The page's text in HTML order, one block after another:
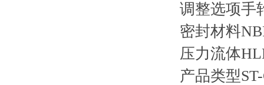
调整选项手
密封材料
压力流体
产品类型